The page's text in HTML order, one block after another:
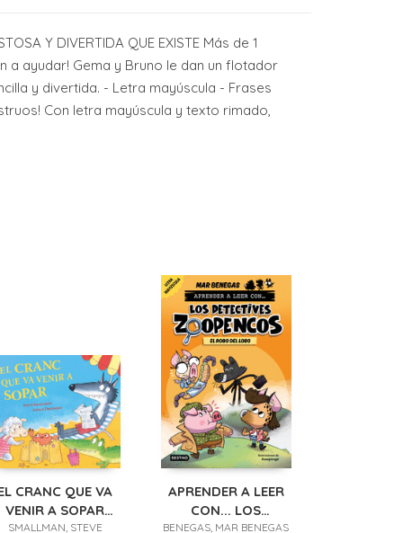
Y DIVERTIDA QUE EXISTE Más de 1
a ayudar! Gema y Bruno le dan un flotador
y divertida. - Letra mayúscula - Frases
Con letra mayúscula y texto rimado,
CRANC QUE VA
VENIR A SOPAR
QUE VA
SMALLMAN, STEVE
APRENDER A LEER
CON... LOS
DETECTIVES
BENEGAS, MAR BENEGAS